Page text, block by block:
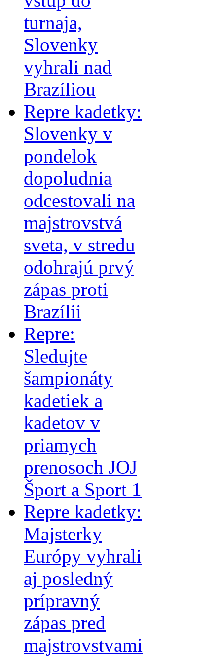
turnaja,
Slovenky
vyhrali nad
Brazíliou
Repre kadetky:
Slovenky v
pondelok
dopoludnia
odcestovali na
majstrovstvá
sveta, v stredu
odohrajú prvý
zápas proti
Brazílii
Repre:
Sledujte
šampionáty
kadetiek a
kadetov v
priamych
prenosoch JOJ
Šport a Sport 1
Repre kadetky:
Majsterky
Európy vyhrali
aj posledný
prípravný
zápas pred
majstrovstvami